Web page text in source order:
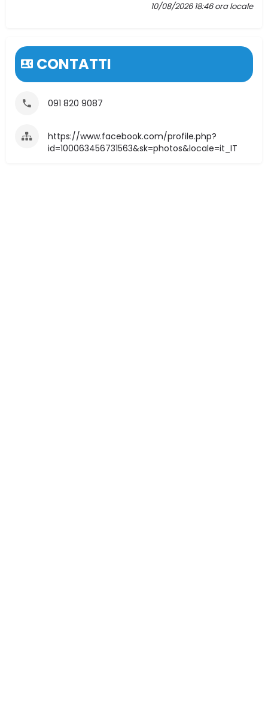
10/08/2026 18:46 ora locale
CONTATTI
091 820 9087
https://www.facebook.com/profile.php?
id=100063456731563&sk=photos&locale=it_IT